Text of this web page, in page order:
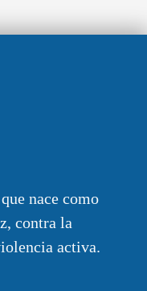
nace como
contra la
activa.